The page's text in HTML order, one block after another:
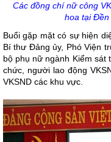
Các đồng chí nữ công
hoa tại Đền
Buổi gặp mặt có sự hiện
Bí thư Đảng ủy, Phó Viện
bộ phụ nữ ngành Kiểm sát
chức, người lao động
VKSND các khu vực.